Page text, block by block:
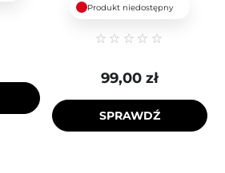
Produkt niedostępny
99,00 zł
SPRAWDŹ